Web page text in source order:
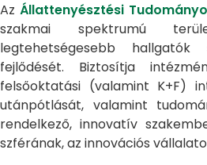
AzÁllattenyésztési
szakmai spektrumú
legtehetségesebb
fejlődését. Biztosítja
felsőoktatási (valamint K+F)
utánpótlását, valamint
rendelkező, innovatív
szférának, az innovációs